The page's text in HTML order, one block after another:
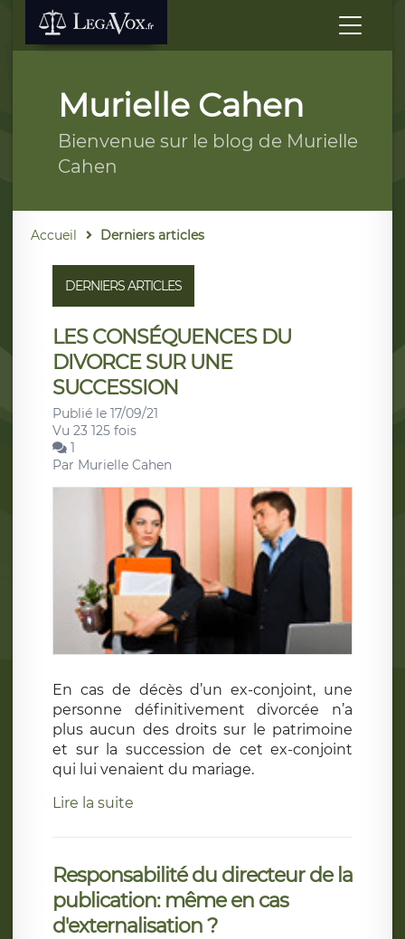
Murielle Cahen
Bienvenue sur le blog de Murielle
Cahen
Accueil Derniers articles
DERNIERS ARTICLES
LES CONSÉQUENCES DU
DIVORCE SUR UNE
SUCCESSION
Publié le 17/09/21
Vu 23 125 fois
1
Par Murielle Cahen
En cas de décès d’un ex-conjoint, une
personne définitivement divorcée n’a
plus aucun des droits sur le patrimoine
et sur la succession de cet ex-conjoint
qui lui venaient du mariage.
Lire la suite
Responsabilité du directeur de la
publication: même en cas
d'externalisation ?